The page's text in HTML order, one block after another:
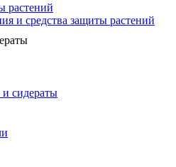
растений
и средства защиты растений
сидераты